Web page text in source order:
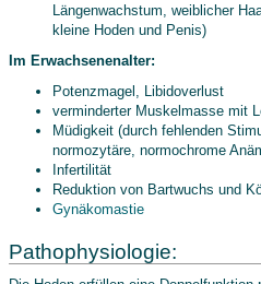
Längenwachstum, weiblicher
kleine Hoden und Penis)
Im Erwachsenenalter:
Potenzmagel, Libidoverlust
verminderter Muskelmasse mit
Müdigkeit (durch fehlenden
normozytäre, normochrome
Infertilität
Reduktion von Bartwuchs und
Gynäkomastie
Pathophysiologie: